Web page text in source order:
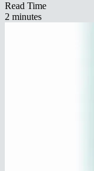
Read Time
2 minutes